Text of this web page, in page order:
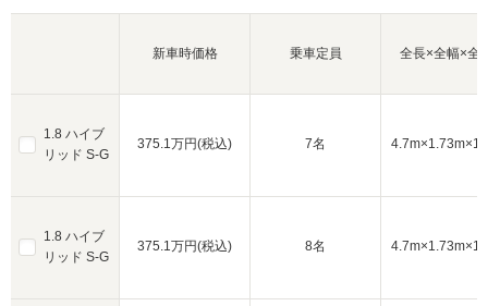
1.8 ハイブ
リッド S-G
1.8 ハイブ
リッド S-G
新車時価格 乗車定員 全長×全幅×全
375.1万円(税込) 7名
375.1万円(税込) 8名